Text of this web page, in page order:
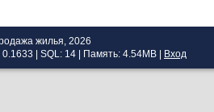
жилья, 2026
0.1633 | SQL: 14 | Память: 4.54MB Вход